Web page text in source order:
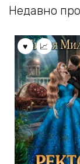
Недавно